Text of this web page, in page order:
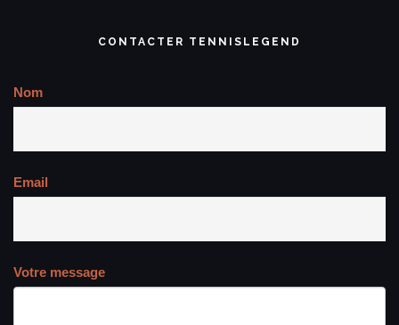
CONTACTER TENNISLEGEND
Nom
Email
Votre message